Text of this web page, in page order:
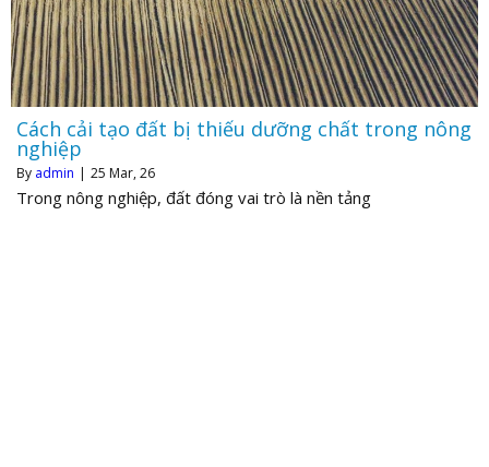
Cách cải tạo đất bị thiếu dưỡng chất trong nông
nghiệp
By admin | 25 Mar, 26
Trong nông nghiệp, đất đóng vai trò là nền tảng